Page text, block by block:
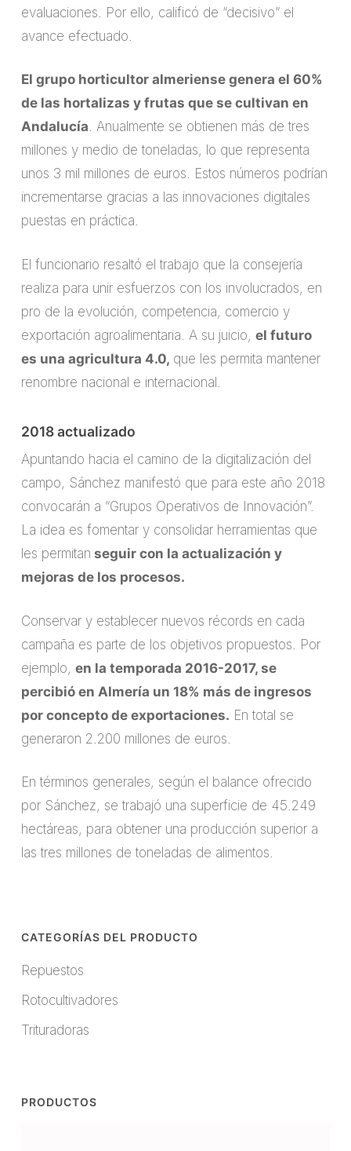
evaluaciones. Por ello, calificó de “decisivo” el
avance efectuado.
El grupo horticultor almeriense genera el 60%
de las hortalizas y frutas que se cultivan en
Andalucía. Anualmente se obtienen más de tres
millones y medio de toneladas, lo que representa
unos 3 mil millones de euros. Estos números podrían
incrementarse gracias a las innovaciones digitales
puestas en práctica.
El funcionario resaltó el trabajo que la consejería
realiza para unir esfuerzos con los involucrados, en
pro de la evolución, competencia, comercio y
exportación agroalimentaria. A su juicio, el futuro
es una agricultura 4.0, que les permita mantener
renombre nacional e internacional.
2018 actualizado
Apuntando hacia el camino de la digitalización del
campo, Sánchez manifestó que para este año 2018
convocarán a “Grupos Operativos de Innovación”.
La idea es fomentar y consolidar herramientas que
les permitan seguir con la actualización y
mejoras de los procesos.
Conservar y establecer nuevos récords en cada
campaña es parte de los objetivos propuestos. Por
ejemplo, en la temporada 2016-2017, se
percibió en Almería un 18% más de ingresos
por concepto de exportaciones. En total se
generaron 2.200 millones de euros.
En términos generales, según el balance ofrecido
por Sánchez, se trabajó una superficie de 45.249
hectáreas, para obtener una producción superior a
las tres millones de toneladas de alimentos.
CATEGORÍAS DEL PRODUCTO
Repuestos
Rotocultivadores
Trituradoras
PRODUCTOS